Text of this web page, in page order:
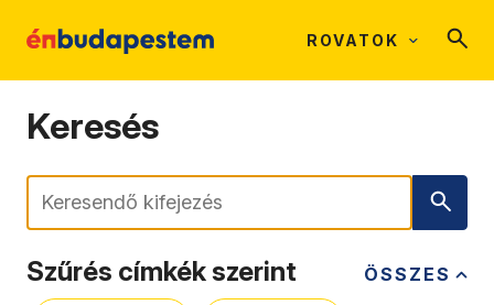
ROVATOK
Keresés
Keresés
ÖSSZES
Szűrés címkék szerint